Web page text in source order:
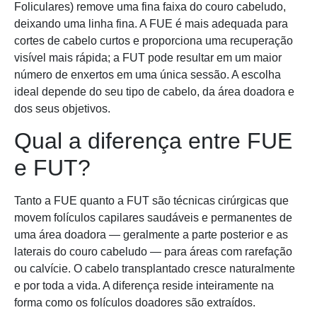
Foliculares) remove uma fina faixa do couro cabeludo,
deixando uma linha fina. A FUE é mais adequada para
cortes de cabelo curtos e proporciona uma recuperação
visível mais rápida; a FUT pode resultar em um maior
número de enxertos em uma única sessão. A escolha
ideal depende do seu tipo de cabelo, da área doadora e
dos seus objetivos.
Qual a diferença entre FUE
e FUT?
Tanto a FUE quanto a FUT são técnicas cirúrgicas que
movem folículos capilares saudáveis ​​e permanentes de
uma área doadora — geralmente a parte posterior e as
laterais do couro cabeludo — para áreas com rarefação
ou calvície. O cabelo transplantado cresce naturalmente
e por toda a vida. A diferença reside inteiramente na
forma como os folículos doadores são extraídos.